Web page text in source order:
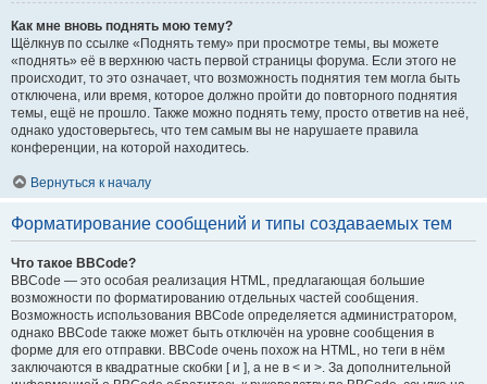
Как мне вновь поднять мою тему?
Щёлкнув по ссылке «Поднять тему» при просмотре темы, вы можете
«поднять» её в верхнюю часть первой страницы форума. Если этого не
происходит, то это означает, что возможность поднятия тем могла быть
отключена, или время, которое должно пройти до повторного поднятия
темы, ещё не прошло. Также можно поднять тему, просто ответив на неё,
однако удостоверьтесь, что тем самым вы не нарушаете правила
конференции, на которой находитесь.
Вернуться к началу
Форматирование сообщений и типы создаваемых тем
Что такое BBCode?
BBCode — это особая реализация HTML, предлагающая большие
возможности по форматированию отдельных частей сообщения.
Возможность использования BBCode определяется администратором,
однако BBCode также может быть отключён на уровне сообщения в
форме для его отправки. BBCode очень похож на HTML, но теги в нём
заключаются в квадратные скобки [ и ], а не в < и >. За дополнительной